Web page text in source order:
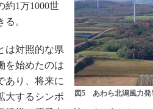
図5 あわら北潟風力発
約1万1000世
。
は対照的な県
を始めたのは
あり、将来に
大するシンボ